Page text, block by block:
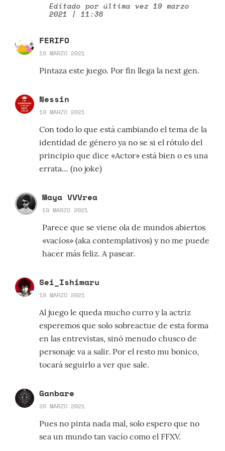
Editado por última vez 19 marzo
2021 | 11:36
FERIFO
19 MARZO 2021
Pintaza este juego. Por fin llega la next gen.
Nessin
19 MARZO 2021
Con todo lo que está cambiando el tema de la
identidad de género ya no se si el rótulo del
principio que dice «Actor» está bien o es una
errata… (no joke)
Maya VVVrea
19 MARZO 2021
Parece que se viene ola de mundos abiertos
«vacíos» (aka contemplativos) y no me puede
hacer más feliz. A pasear.
Sei_Ishimaru
19 MARZO 2021
Al juego le queda mucho curro y la actriz
esperemos que solo sobreactue de esta forma
en las entrevistas, sinó menudo chusco de
personaje va a salir. Por el resto mu bonico,
tocará seguirlo a ver que sale.
Ganbare
20 MARZO 2021
Pues no pinta nada mal, solo espero que no
sea un mundo tan vacío como el FFXV.